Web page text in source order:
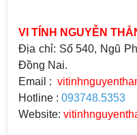
VI TÍNH NGUYỄN
Địa chỉ: Số 540, Ngũ
Đồng Nai.
Email :
Hotline : 093748.5353
Website: